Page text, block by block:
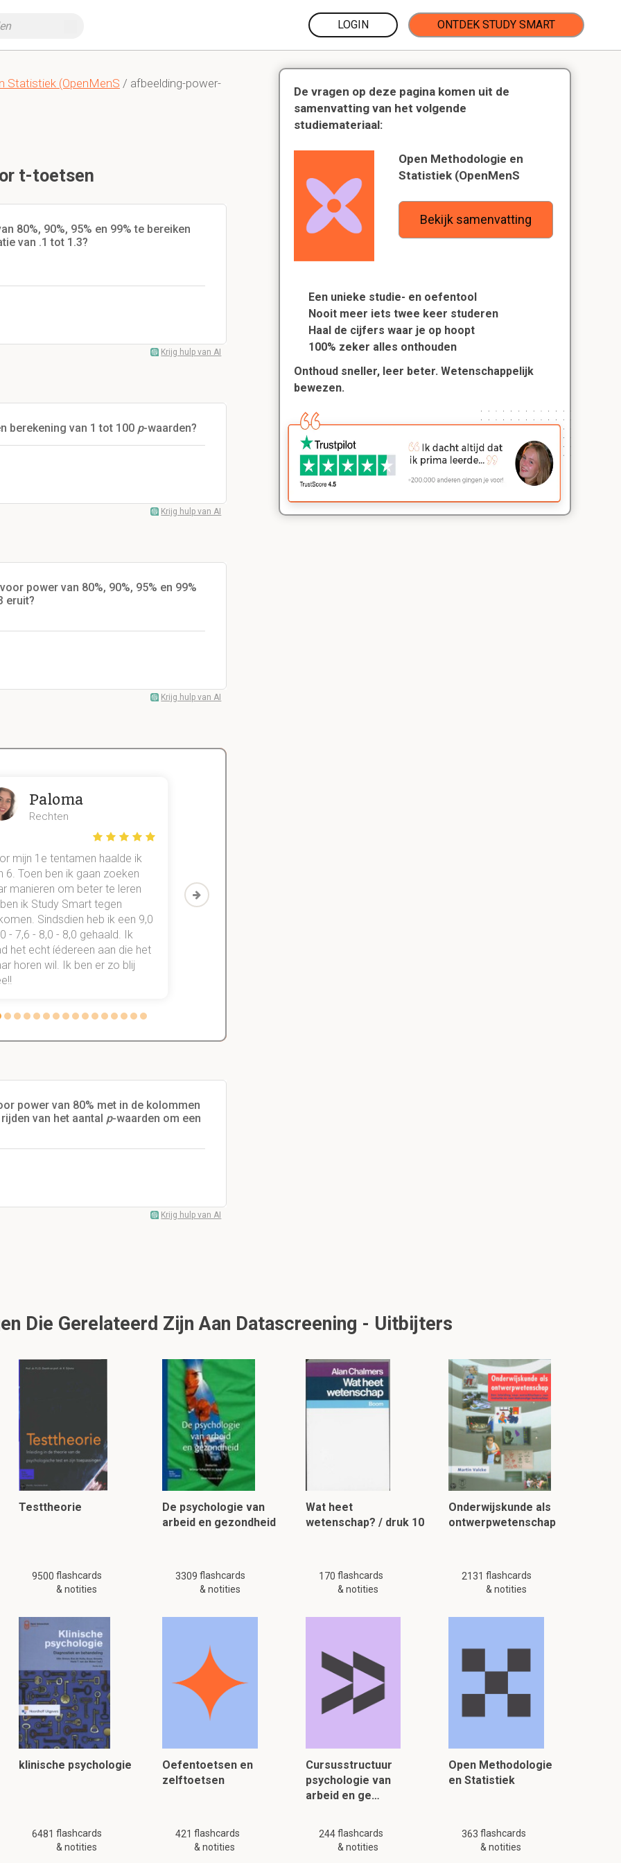
LOGIN ONTDEK STUDY SMART
Statistiek (OpenMenS / afbeelding-power-
t-toetsen
80%, 90%, 95% en 99% te bereiken
van .1 tot 1.3?
Krijg hulp van AI
berekening van 1 tot 100 p-waarden?
Krijg hulp van AI
power van 80%, 90%, 95% en 99%
eruit?
Krijg hulp van AI
Paloma
Rechten
mijn 1e tentamen haalde ik
6. Toen ben ik gaan zoeken
manieren om beter te leren
ik Study Smart tegen
Sindsdien heb ik een 9,0
- 7,6 - 8,0 - 8,0 gehaald. Ik
het echt íédereen aan die het
horen wil. Ik ben er zo blij
vakken. Sinds ik mijn
aantekeningen digitaal maak in
power van 80% met in de kolommen
van het aantal p-waarden om een
Krijg hulp van AI
De vragen op deze pagina komen uit de
samenvatting van het volgende
studiemateriaal:
Open Methodologie en
Statistiek (OpenMenS
Bekijk samenvatting
Een unieke studie- en oefentool
Nooit meer iets twee keer studeren
Haal de cijfers waar je op hoopt
100% zeker alles onthouden
Onthoud sneller, leer beter. Wetenschappelijk
bewezen.
Die Gerelateerd Zijn Aan Datascreening - Uitbijters
Testtheorie
9500 flashcards
& notities
De psychologie van
arbeid en gezondheid
3309 flashcards
& notities
Wat heet
wetenschap? / druk 10
170 flashcards
& notities
Onderwijskunde als
ontwerpwetenschap
2131 flashcards
& notities
klinische psychologie
6481 flashcards
& notities
Oefentoetsen en
zelftoetsen
421 flashcards
& notities
Cursusstructuur
psychologie van
arbeid en ge…
244 flashcards
& notities
Open Methodologie
en Statistiek
363 flashcards
& notities